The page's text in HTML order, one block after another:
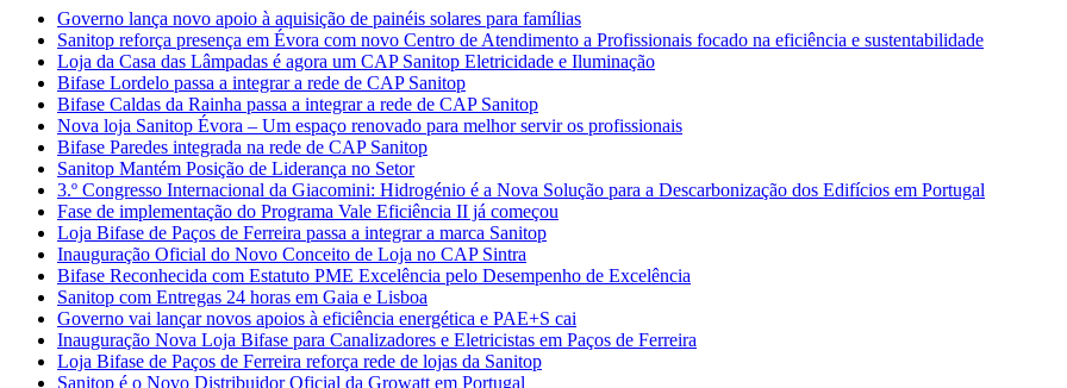
Governo lança novo apoio à aquisição de painéis solares para famílias
Sanitop reforça presença em Évora com novo Centro de Atendimento a Profissionais focado na eficiência e sustentabilidade
Loja da Casa das Lâmpadas é agora um CAP Sanitop Eletricidade e Iluminação
Bifase Lordelo passa a integrar a rede de CAP Sanitop
Bifase Caldas da Rainha passa a integrar a rede de CAP Sanitop
Nova loja Sanitop Évora – Um espaço renovado para melhor servir os profissionais
Bifase Paredes integrada na rede de CAP Sanitop
Sanitop Mantém Posição de Liderança no Setor
3.º Congresso Internacional da Giacomini: Hidrogénio é a Nova Solução para a Descarbonização dos Edifícios em Portugal
Fase de implementação do Programa Vale Eficiência II já começou
Loja Bifase de Paços de Ferreira passa a integrar a marca Sanitop
Inauguração Oficial do Novo Conceito de Loja no CAP Sintra
Bifase Reconhecida com Estatuto PME Excelência pelo Desempenho de Excelência
Sanitop com Entregas 24 horas em Gaia e Lisboa
Governo vai lançar novos apoios à eficiência energética e PAE+S cai
Inauguração Nova Loja Bifase para Canalizadores e Eletricistas em Paços de Ferreira
Loja Bifase de Paços de Ferreira reforça rede de lojas da Sanitop
Sanitop é o Novo Distribuidor Oficial da Growatt em Portugal